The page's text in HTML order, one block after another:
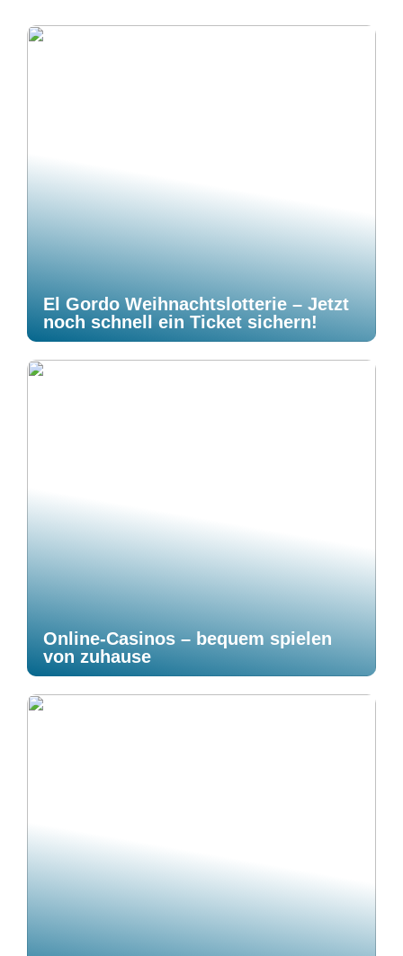
El Gordo Weihnachtslotterie – Jetzt
noch schnell ein Ticket sichern!
Online-Casinos – bequem spielen
von zuhause